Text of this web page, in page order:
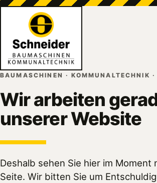
BAUMASCHINEN · KOMMUNALTECHNIK
Wir arbeiten
unserer Website
Deshalb sehen Sie hier im Moment
Seite. Wir bitten Sie um